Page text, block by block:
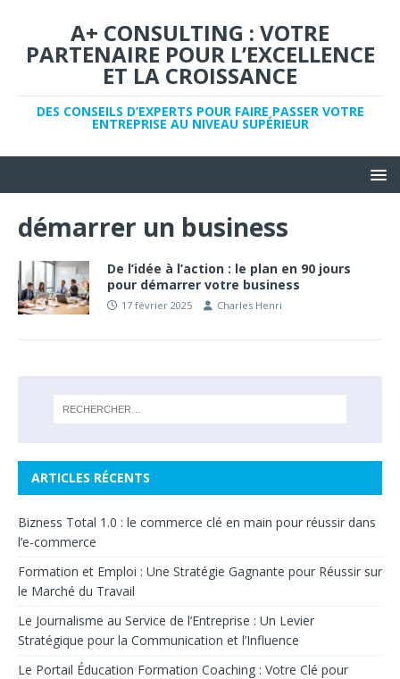
A+ CONSULTING : VOTRE
PARTENAIRE POUR L’EXCELLENCE
ET LA CROISSANCE
DES CONSEILS D’EXPERTS POUR FAIRE PASSER VOTRE
ENTREPRISE AU NIVEAU SUPÉRIEUR
démarrer un business
De l’idée à l’action : le plan en 90 jours
pour démarrer votre business
17 février 2025 Charles Henri
ARTICLES RÉCENTS
Bizness Total 1.0 : le commerce clé en main pour réussir dans
l’e-commerce
Formation et Emploi : Une Stratégie Gagnante pour Réussir sur
le Marché du Travail
Le Journalisme au Service de l’Entreprise : Un Levier
Stratégique pour la Communication et l’Influence
Le Portail Éducation Formation Coaching : Votre Clé pour